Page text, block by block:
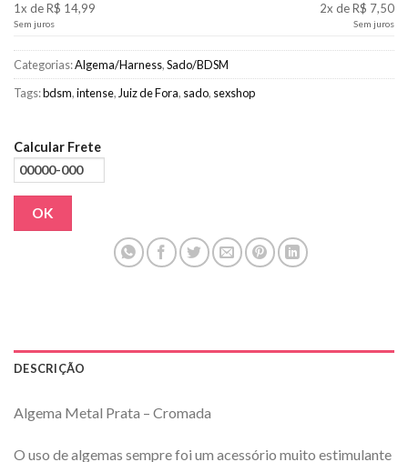
1x de R$ 14,99
Sem juros
2x de R$ 7,50
Sem juros
Categorias:Algema/Harness,Sado/BDSM
Tags:bdsm,intense, Juiz de Fora, sado, sexshop
Calcular Frete
OK
DESCRIÇÃO
Algema Metal Prata – Cromada
O uso de algemas sempre foi um acessório muito estimulante